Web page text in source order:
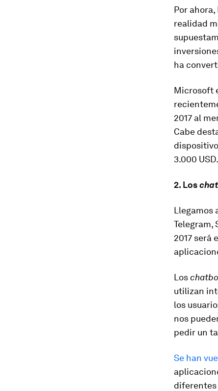
Por ahora,
realidad
ha
Microsoft
2017 al
Cabe
dispositivo
3.000 USD.
2. Los
Llegamos
Telegram,
2017 será
Los
utilizan
los
nos
pedir un
Se han
diferentes